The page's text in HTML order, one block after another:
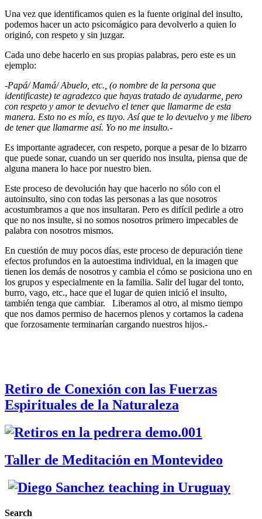
Una vez que identificamos quien es la fuente original del insulto,
podemos hacer un acto psicomágico para devolverlo a quien lo
originó, con respeto y sin juzgar.
Cada uno debe hacerlo en sus propias palabras, pero este es un
ejemplo:
-Papá/ Mamá/ Abuelo, etc., (o nombre de la persona que
identificaste) te agradezco que hayas tratado de ayudarme, pero
con respeto y amor te devuelvo el tener que llamarme de esta
manera. Esto no es mío, es tuyo. Así que te lo devuelvo y me libero
de tener que llamarme así. Yo no me insulto.-
Es importante agradecer, con respeto, porque a pesar de lo bizarro
que puede sonar, cuando un ser querido nos insulta, piensa que de
alguna manera lo hace por nuestro bien.
Este proceso de devolución hay que hacerlo no sólo con el
autoinsulto, sino con todas las personas a las que nosotros
acostumbramos a que nos insultaran. Pero es difícil pedirle a otro
que no nos insulte, si no somos nosotros primero impecables de
palabra con nosotros mismos.
En cuestión de muy pocos días, este proceso de depuración tiene
efectos profundos en la autoestima individual, en la imagen que
tienen los demás de nosotros y cambia el cómo se posiciona uno en
los grupos y especialmente en la familia. Salir del lugar del tonto,
burro, vago, etc., hace que el lugar de quien inició el insulto,
también tenga que cambiar. Liberamos al otro, al mismo tiempo
que nos damos permiso de hacernos plenos y cortamos la cadena
que forzosamente terminarían cargando nuestros hijos.-
Retiro de Conexión con las Fuerzas
Espirituales de la Naturaleza
Taller de Meditación en Montevideo
Search